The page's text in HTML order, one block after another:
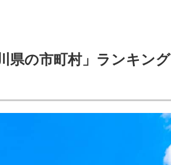
県の市町村」ランキング